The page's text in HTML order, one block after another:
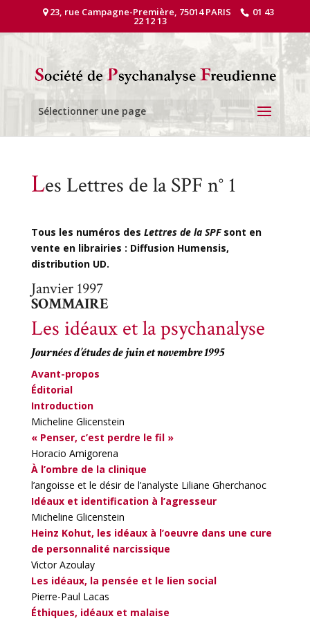
23, rue Campagne-Première, 75014 PARIS 01 43
22 12 13
Sélectionner une page
Les Lettres de la SPF n° 1
Tous les numéros des Lettres de la SPFsont en
vente en librairies : Diffusion Humensis,
distribution UD.
Janvier 1997
SOMMAIRE
Les idéaux et la psychanalyse
Journées d’études de juin et novembre 1995
Avant-propos
Éditorial
Introduction
Micheline Glicenstein
« Penser, c’est perdre le fil »
Horacio Amigorena
À l’ombre de la clinique
l’angoisse et le désir de l’analyste Liliane Gherchanoc
Idéaux et identification à l’agresseur
Micheline Glicenstein
Heinz Kohut, les idéaux à l’oeuvre dans une cure
de personnalité narcissique
Victor Azoulay
Les idéaux, la pensée et le lien social
Pierre-Paul Lacas
Éthiques, idéaux et malaise